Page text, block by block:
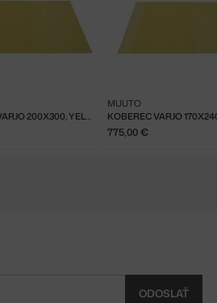
KOBEREC VARJO 200X300, YELLOW
MUUTO
775,00 €
ODOSLAŤ